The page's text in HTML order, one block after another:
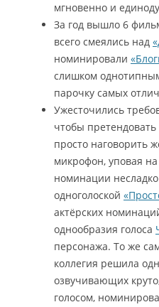
мгновенно и
За год вышло 6
всего смеялись над
номинировали
слишком
парочку самых
Ужесточились
чтобы
просто наговорить
микрофон, уповая
номинации
одноголоской
актёрских
однообразия голоса
персонажа. То же
коллегия решила
озвучивающих
голосом,